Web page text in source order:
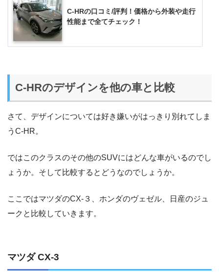
C-HRの口コミ/評判！価格から外装や走行
性能まで全てチェック！
C-HRのデザインを他の車と比較
さて、デザインについては好き嫌いがはっきり別れてしま
うC-HR。
ではこのクラスのその他のSUVにはどんな車がいるのでし
ょうか。そして比較するとどうなのでしょうか。
ここではマツダのCX-３、ホンダのヴェゼル、日産のジュ
ークと比較していきます。
マツダ CX-3